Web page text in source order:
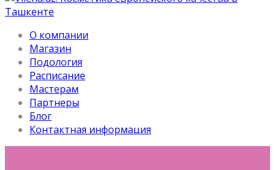
О компании
Магазин
Подология
Расписание
Мастерам
Партнеры
Блог
Контактная информация